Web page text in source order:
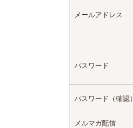
メールアドレス
パスワード
パスワード（確認）
メルマガ配信